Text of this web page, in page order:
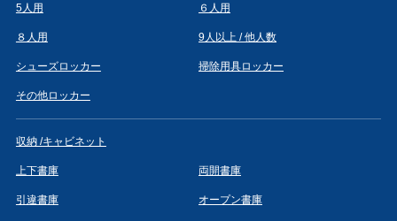
5人用 ６人用
８人用 9人以上 / 他人数
シューズロッカー 掃除用具ロッカー
その他ロッカー
収納 /キャビネット
上下書庫 両開書庫
引違書庫 オープン書庫